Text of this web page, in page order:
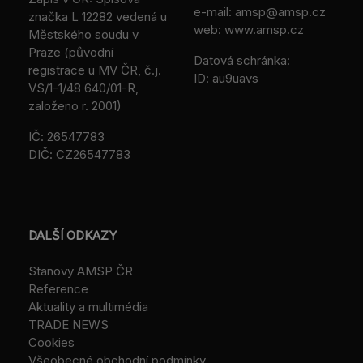
značka L 12282 vedená u
Městského soudu v
Praze (původní
registrace u MV ČR, č.j.
VS/1-1/48 640/01-R,
založeno r. 2001)
IČ: 26547783
DIČ: CZ26547783
e-mail: amsp@amsp.cz
web: www.amsp.cz
Datová schránka:
ID: au9uavs
DALŠÍ ODKAZY
Stanovy AMSP ČR
Reference
Aktuality a multimédia
TRADE NEWS
Cookies